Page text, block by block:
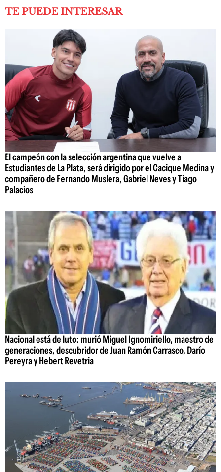
TE PUEDE INTERESAR
El campeón con la selección argentina que vuelve a
Estudiantes de La Plata, será dirigido por el Cacique Medina y
compañero de Fernando Muslera, Gabriel Neves y Tiago
Palacios
Nacional está de luto: murió Miguel Ignomiriello, maestro de
generaciones, descubridor de Juan Ramón Carrasco, Darío
Pereyra y Hebert Revetria